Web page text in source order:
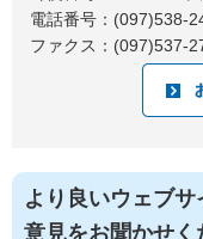
電話番号：(097)538-
ファクス：(097)537-
より良いウェブ
意見をお聞かせく